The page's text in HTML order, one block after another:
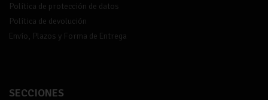
Política de protección de datos
Política de devolución
Envío, Plazos y Forma de Entrega
SECCIONES